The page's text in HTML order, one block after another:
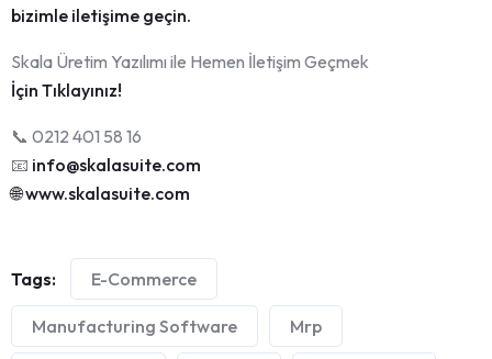
bizimle iletişime geçin.
Skala Üretim Yazılımı ile Hemen İletişim Geçmek
İçin Tıklayınız!
📞 0212 401 58 16
📧 info@skalasuite.com
🌐 www.skalasuite.com
Tags: E-Commerce
Manufacturing Software Mrp